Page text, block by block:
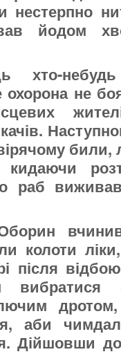
йодом
хто-
не
раб
колоти
після
аби
Дійшовши до